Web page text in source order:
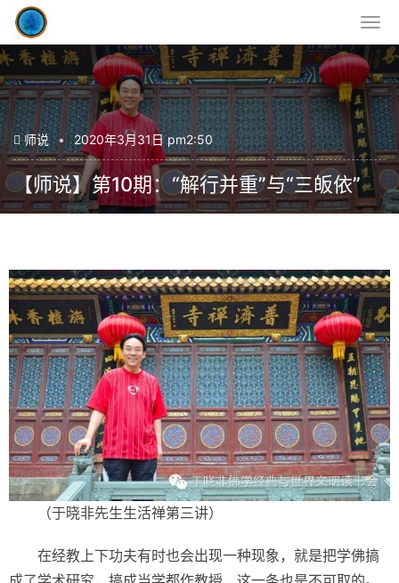
师说 • 2020年3月31日 pm2:50
【师说】第10期：“解行并重”与“三皈依”
（于晓非先生生活禅第三讲）
在经教上下功夫有时也会出现一种现象，就是把学佛搞